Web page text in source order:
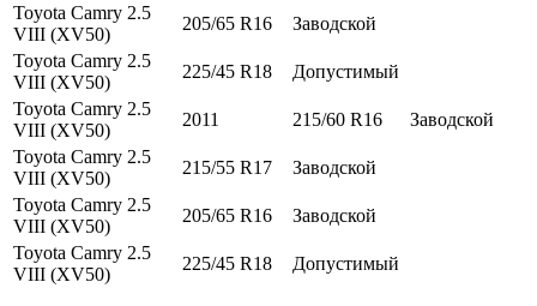
Toyota Camry 2.5
VIII (XV50)
205/65 R16
Заводской
Toyota Camry 2.5
VIII (XV50)
225/45 R18
Допустимый
Toyota Camry 2.5
VIII (XV50)
2011 215/60 R16
Заводской
Toyota Camry 2.5
VIII (XV50)
215/55 R17
Заводской
Toyota Camry 2.5
VIII (XV50)
205/65 R16
Заводской
Toyota Camry 2.5
VIII (XV50)
225/45 R18 Допустимый